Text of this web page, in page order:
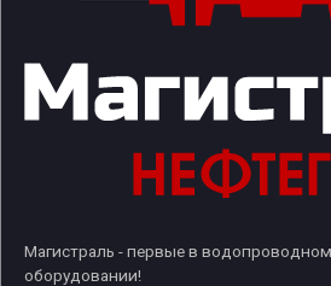
Магистраль - первые в
оборудовании!